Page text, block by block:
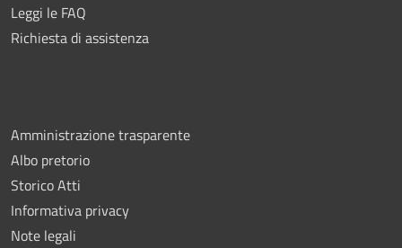
Leggi le FAQ
Richiesta di assistenza
Amministrazione trasparente
Albo pretorio
Storico Atti
Informativa privacy
Note legali